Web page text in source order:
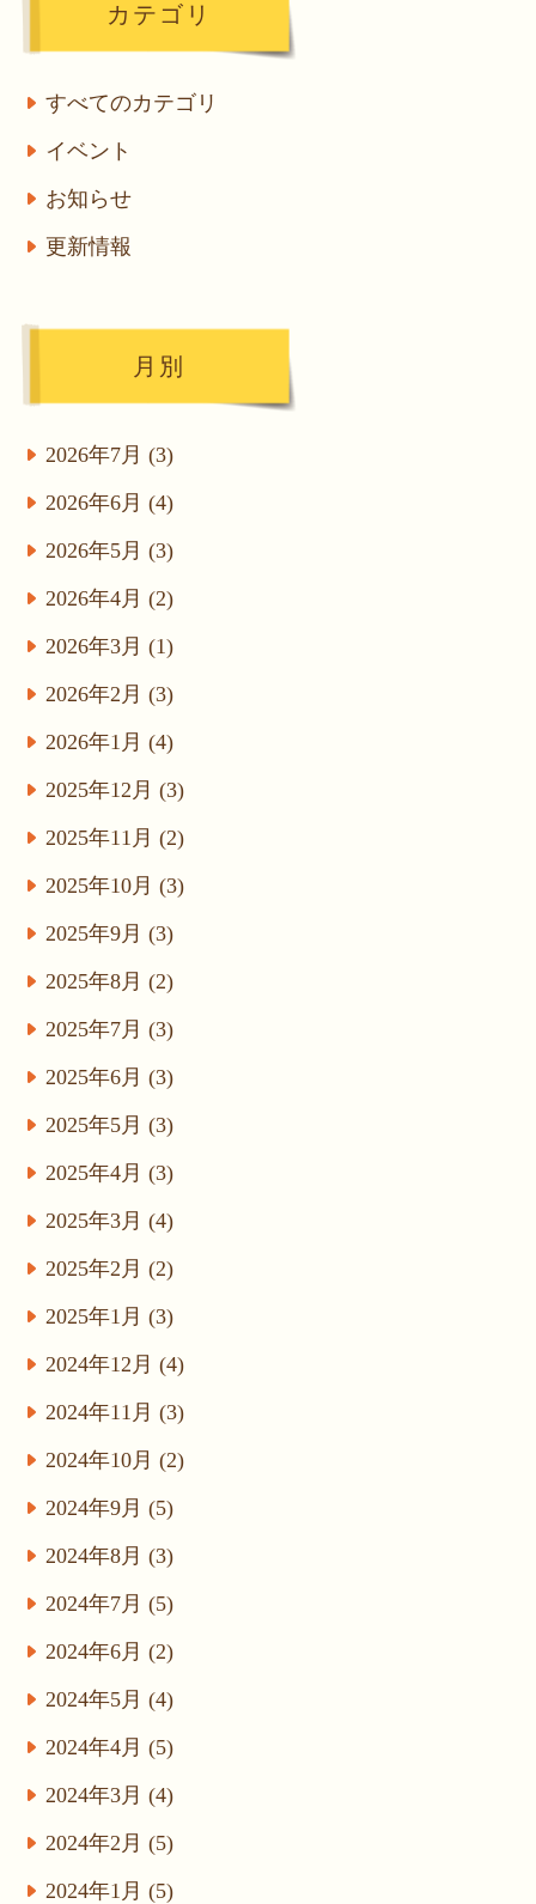
カテゴリ
すべてのカテゴリ
イベント
お知らせ
更新情報
月別
2026年7月 (3)
2026年6月 (4)
2026年5月 (3)
2026年4月 (2)
2026年3月 (1)
2026年2月 (3)
2026年1月 (4)
2025年12月 (3)
2025年11月 (2)
2025年10月 (3)
2025年9月 (3)
2025年8月 (2)
2025年7月 (3)
2025年6月 (3)
2025年5月 (3)
2025年4月 (3)
2025年3月 (4)
2025年2月 (2)
2025年1月 (3)
2024年12月 (4)
2024年11月 (3)
2024年10月 (2)
2024年9月 (5)
2024年8月 (3)
2024年7月 (5)
2024年6月 (2)
2024年5月 (4)
2024年4月 (5)
2024年3月 (4)
2024年2月 (5)
2024年1月 (5)